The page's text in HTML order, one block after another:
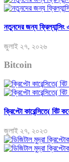
নতুনদের জন্য
জুলাই ২৭, ২০২৬
Bitcoin
ক্রিপ্টো কারেন্সিতে( বিট
জুলাই ২৭, ২০২৩